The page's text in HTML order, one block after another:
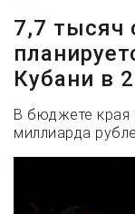
7,7 тысяч
Кубани в
В бюджете края
миллиарда